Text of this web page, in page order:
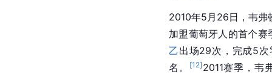
2010年5月26日，韦弗
加盟葡萄牙人的首个
乙出场29次，完成5
名。
[12] 2011赛季，韦